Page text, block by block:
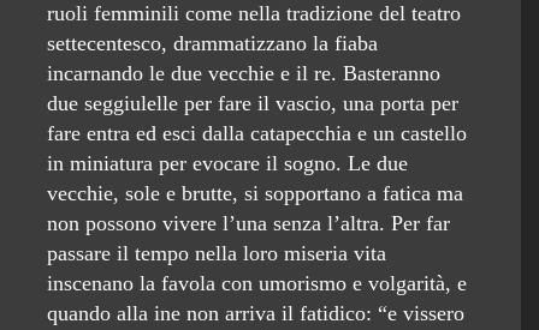
ruoli femminili come nella tradizione del teatro
settecentesco, drammatizzano la fiaba
incarnando le due vecchie e il re. Basteranno
due seggiulelle per fare il vascio, una porta per
fare entra ed esci dalla catapecchia e un castello
in miniatura per evocare il sogno. Le due
vecchie, sole e brutte, si sopportano a fatica ma
non possono vivere l’una senza l’altra. Per far
passare il tempo nella loro miseria vita
inscenano la favola con umorismo e volgarità, e
quando alla ine non arriva il fatidico: “e vissero